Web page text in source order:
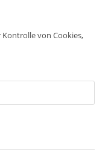
von Cookies,